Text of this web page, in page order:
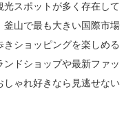
スポットが多く存在して
釜山で最も大きい国際市場
ショッピングを楽しめる
ドショップや最新ファッ
しゃれ好きなら見逃せない